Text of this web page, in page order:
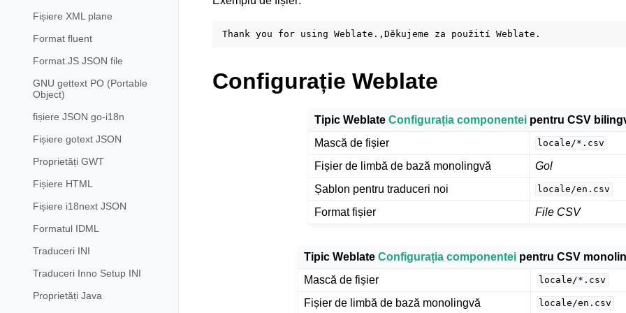
Fișiere XML plane
Format fluent
Format.JS JSON file
GNU gettext PO (Portable
Object)
fișiere JSON go-i18n
Fișiere gotext JSON
Proprietăți GWT
Fișiere HTML
Fișiere i18next JSON
Formatul IDML
Traduceri INI
Traduceri Inno Setup INI
Proprietăți Java
Configurație Weblate
Tipic Weblate Configurația componenteipentru CSV
Mască de fișier
locale/*.csv
Fișier de limbă de bază monolingvă
Gol
Șablon pentru traduceri noi
locale/en.csv
Format fișier File CSV
Tipic Weblate Configurația componenteipentru CSV
Mască de fișier
locale/*.csv
Fișier de limbă de bază monolingvă locale/en.csv